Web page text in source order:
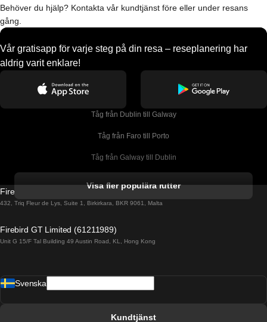
Behöver du hjälp? Kontakta vår kundtjänst före eller under resans
gång.
Vår gratisapp för varje steg på din resa – reseplanering har
aldrig varit enklare!
Tåg från Dublin till Galway
Tåg från Faro till Porto
Tåg från Galway till Dublin
Tåg från Porto till Faro
Tåg från Barcelona till Madrid
Visa fler populära rutter
Firebird GT Limited (OC 1451)
432, Triq Fleur de Lys, Suite 1, Birkirkara, BKR 9061, Malta
Firebird GT Limited (61211989)
Unit G 15/F Tal Building 49 Austin Road, KL, Hong Kong
Svenska
Kundtjänst